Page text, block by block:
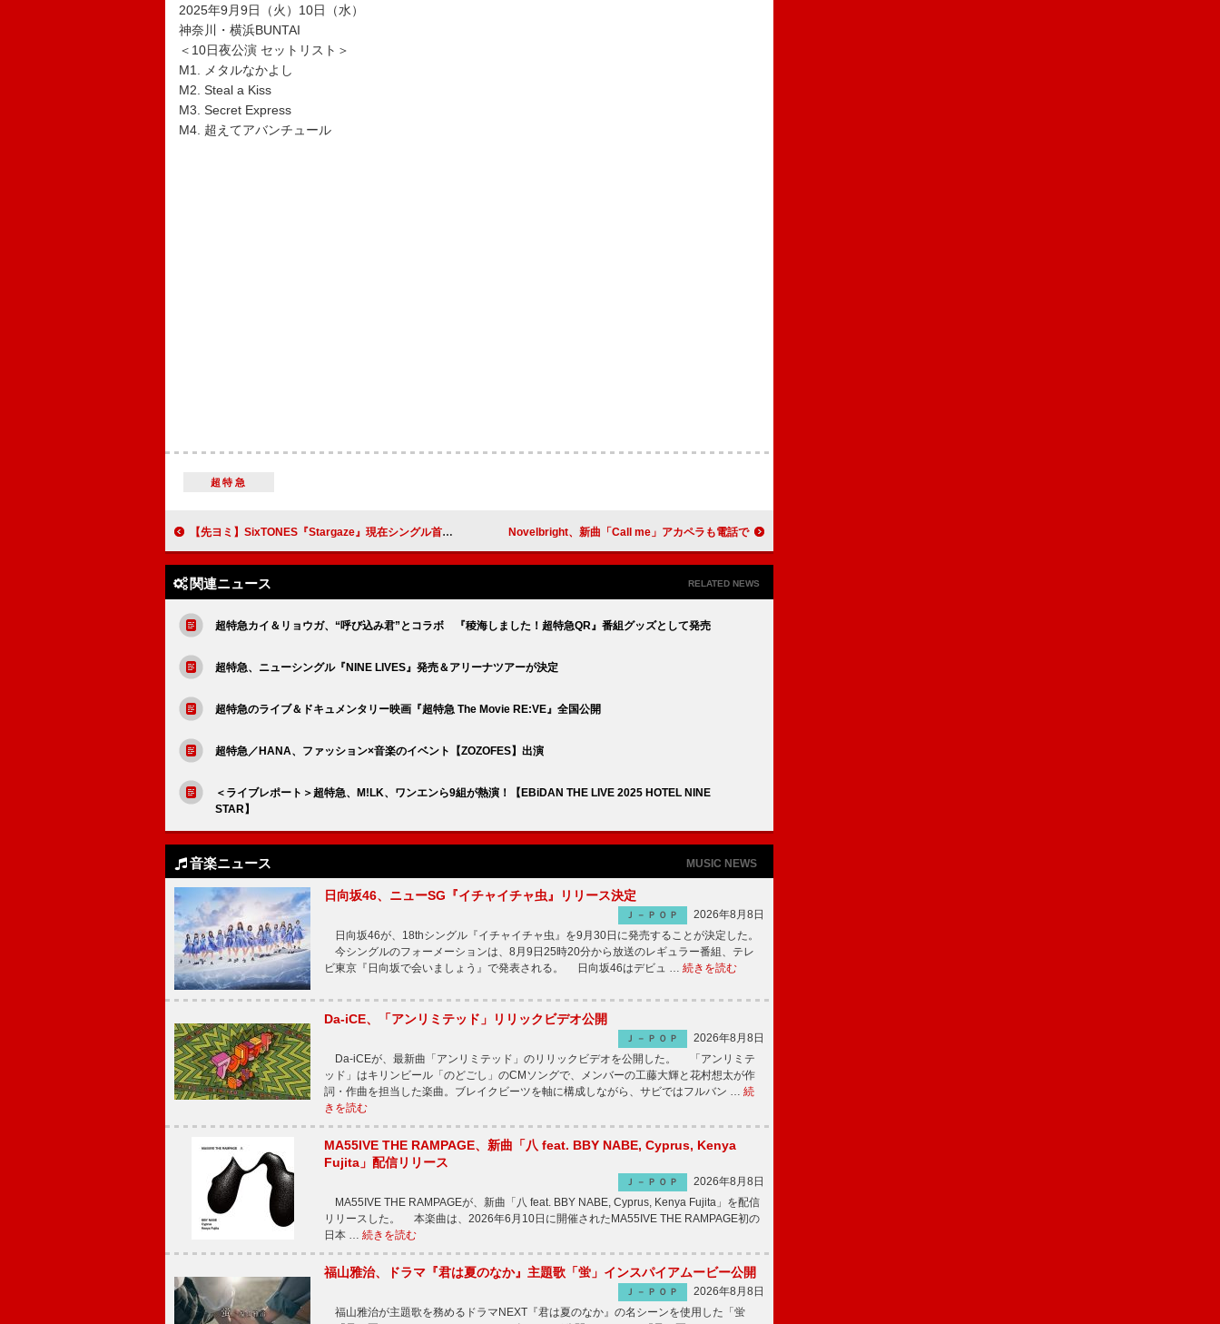
2025年9月9日（火）10日（水）
神奈川・横浜BUNTAI
＜10日夜公演 セットリスト＞
M1. メタルなかよし
M2. Steal a Kiss
M3. Secret Express
M4. 超えてアバンチュール
超特急
【先ヨミ】SixTONES『Stargaze』現在シングル首位独走中 Novelbright、新曲「Call me」アカペラも電話で
関連ニュース RELATED NEWS
超特急カイ＆リョウガ、“呼び込み君”とコラボ 『稜海しました！超特急QR』番組グッズとして発売
超特急、ニューシングル『NINE LIVES』発売＆アリーナツアーが決定
超特急のライブ＆ドキュメンタリー映画『超特急 The Movie RE:VE』全国公開
超特急／HANA、ファッション×音楽のイベント【ZOZOFES】出演
＜ライブレポート＞超特急、M!LK、ワンエンら9組が熱演！【EBiDAN THE LIVE 2025 HOTEL NINE
STAR】
音楽ニュース MUSIC NEWS
日向坂46、ニューSG『イチャイチャ虫』リリース決定
Ｊ－ＰＯＰ
2026年8月8日
日向坂46が、18thシングル『イチャイチャ虫』を9月30日に発売することが決定した。
今シングルのフォーメーションは、8月9日25時20分から放送のレギュラー番組、テレ
ビ東京『日向坂で会いましょう』で発表される。 日向坂46はデビュ … 続きを読む
Da-iCE、「アンリミテッド」リリックビデオ公開
Ｊ－ＰＯＰ
2026年8月8日
Da-iCEが、最新曲「アンリミテッド」のリリックビデオを公開した。 「アンリミテ
ッド」はキリンビール「のどごし」のCMソングで、メンバーの工藤大輝と花村想太が作
詞・作曲を担当した楽曲。ブレイクビーツを軸に構成しながら、サビではフルバン … 続
きを読む
MA55IVE THE RAMPAGE、新曲「八 feat. BBY NABE, Cyprus, Kenya
Fujita」配信リリース
Ｊ－ＰＯＰ
2026年8月8日
MA55IVE THE RAMPAGEが、新曲「八 feat. BBY NABE, Cyprus, Kenya Fujita」を配信
リリースした。 本楽曲は、2026年6月10日に開催されたMA55IVE THE RAMPAGE初の
日本 … 続きを読む
福山雅治、ドラマ『君は夏のなか』主題歌「蛍」インスパイアムービー公開
Ｊ－ＰＯＰ
2026年8月8日
福山雅治が主題歌を務めるドラマNEXT『君は夏のなか』の名シーンを使用した「蛍